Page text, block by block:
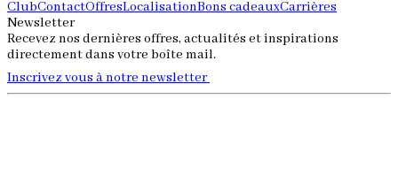
ClubContactOffresLocalisationBons cadeauxCarrières
Newsletter
Recevez nos dernières offres, actualités et inspirations
directement dans votre boîte mail.
Inscrivez vous à notre newsletter